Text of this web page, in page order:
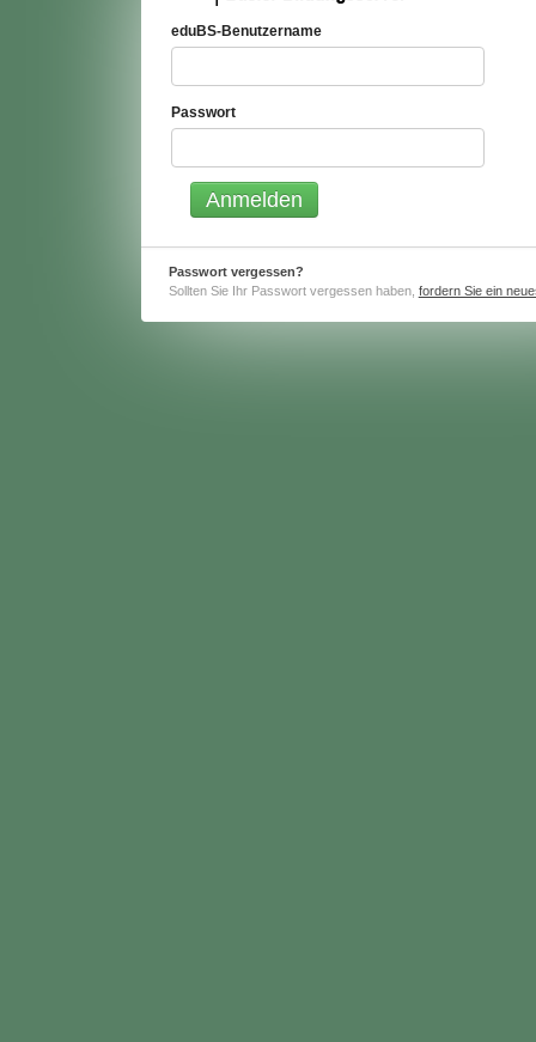
eduBS-Benutzername
Passwort
Passwort vergessen?
Sollten Sie Ihr Passwort vergessen haben, fordern Sie ein